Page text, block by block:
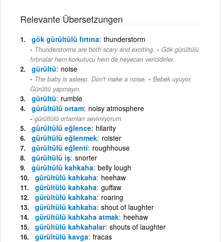
Relevante Übersetzungen
gök gürültülü fırtına thunderstorm
Thunderstorms are both scary and exciting. - Gök gürültülü
fırtınalar hem korkutucu hem de heyecan vericidirler.
gürültü noise
The baby is asleep. Don't make a noise. - Bebek uyuyor.
Gürültü yapmayın.
gürültü rumble
gürültülü ortam noisy atmosphere
gürültülü ortamları sevimiyorum.
gürültülü eğlence hilarity
gürültülü eğlenmek roister
gürültülü eğlenti roughhouse
gürültülü iş snorter
gürültülü kahkaha belly lough
gürültülü kahkaha heehaw
gürültülü kahkaha guffaw
gürültülü kahkaha roaring
gürültülü kahkaha shout of laughter
gürültülü kahkaha atmak heehaw
gürültülü kahkahalar shouts of laughter
gürültülü kavga fracas